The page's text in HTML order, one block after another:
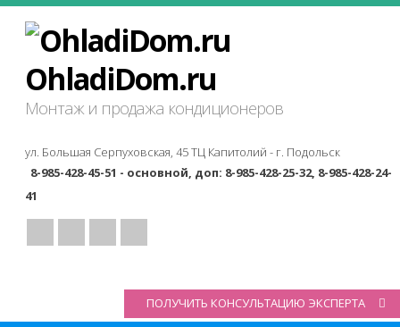
OhladiDom.ru
Монтаж и продажа кондиционеров
ул. Большая Серпуховская, 45 ТЦ Капитолий - г. Подольск
8-985-428-45-51 - основной, доп: 8-985-428-25-32, 8-985-428-24-
41
ПОЛУЧИТЬ КОНСУЛЬТАЦИЮ ЭКСПЕРТА